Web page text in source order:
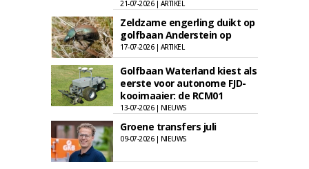
21-07-2026 | ARTIKEL
Zeldzame engerling duikt op
golfbaan Anderstein op
17-07-2026 | ARTIKEL
Golfbaan Waterland kiest als
eerste voor autonome FJD-
kooimaaier: de RCM01
13-07-2026 | NIEUWS
Groene transfers juli
09-07-2026 | NIEUWS